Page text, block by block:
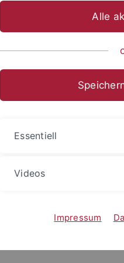
Fachbereiche
am
Seminars,
wegen Inventurarbeiten
Alle
Essentiell
Videos
Impressum